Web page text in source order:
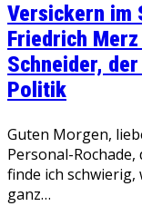
Versickern im
Friedrich
Schneider,
Politik
Guten Morgen,
Personal-
finde ich
ganz…